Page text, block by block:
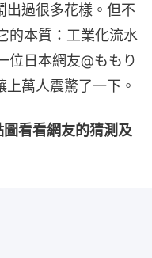
出過很多花樣。但不
的本質：工業化流水
位日本網友@ももり
萬人震驚了一下。
看看網友的猜測及